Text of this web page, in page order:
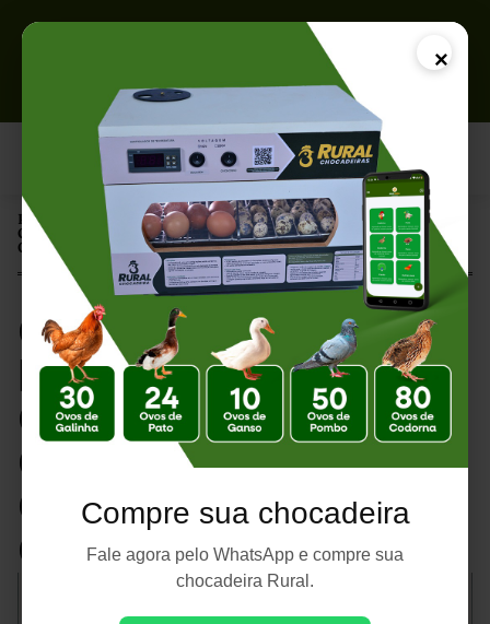
×
Compre sua chocadeira
Fale agora pelo WhatsApp e compre sua
chocadeira Rural.
Página Inicial |
Como Limpar e Desinfetar uma Chocadeira Corretamente: Guia
Completo para Evitar Contaminações
Como Limpar e
Desinfetar uma
Chocadeira
Corretamente: Guia
Completo para Evitar
Contaminações